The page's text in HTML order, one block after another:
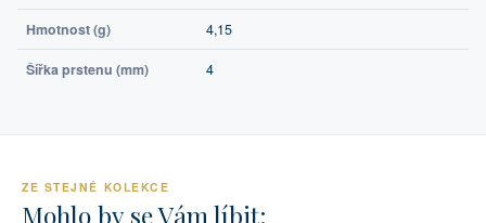
Hmotnost (g) 4,15
Šířka prstenu (mm) 4
ZE STEJNÉ KOLEKCE
Mohlo by se Vám líbit: